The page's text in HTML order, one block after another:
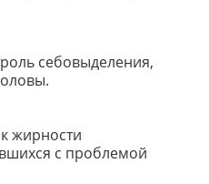
себовыделения,
жирности
с проблемой